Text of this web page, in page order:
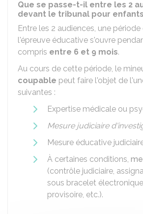
Que se passe-t-il entre les 2
devant le tribunal pour
Entre les 2 audiences, une
l'épreuve éducative s'ouvre
compris entre 6 et 9 mois.
Au cours de cette période, le
coupable peut faire l'objet de
suivantes :
Expertise médicale ou
Mesure judiciaire
Mesure éducative
À certaines conditions,
(contrôle judiciaire,
sous bracelet
provisoire, etc.).